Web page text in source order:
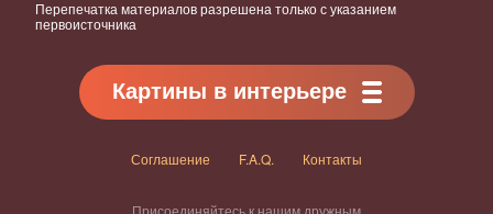
Перепечатка материалов разрешена только с указанием
первоисточника
Картины в интерьере
Соглашение F.A.Q. Контакты
Присоединяйтесь к нашим дружным